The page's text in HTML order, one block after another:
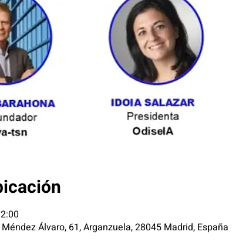
Álvaro, 61, Arganzuela, 28045 Madrid, España